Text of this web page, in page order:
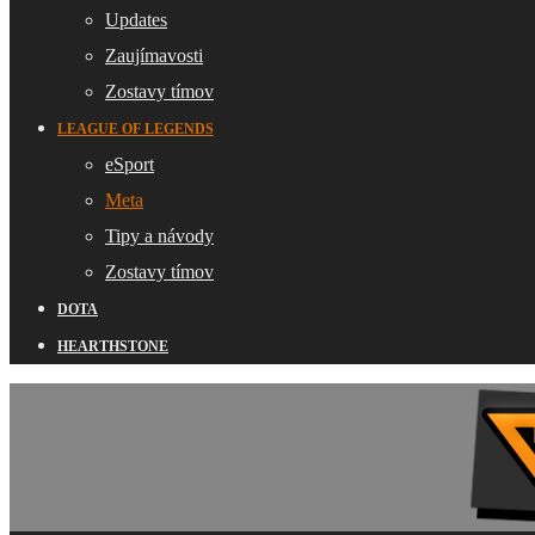
Updates
Zaujímavosti
Zostavy tímov
LEAGUE OF LEGENDS
eSport
Meta
Tipy a návody
Zostavy tímov
DOTA
HEARTHSTONE